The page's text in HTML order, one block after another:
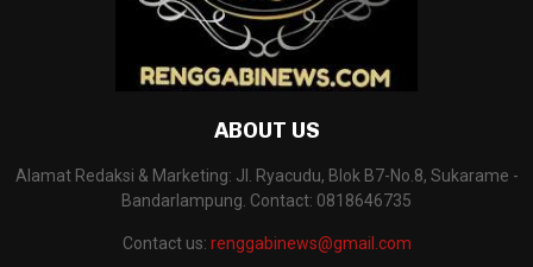
ABOUT US
Alamat Redaksi & Marketing: Jl. Ryacudu, Blok B7-No.8, Sukarame -
Bandarlampung. Contact: 0818646735
Contact us: renggabinews@gmail.com